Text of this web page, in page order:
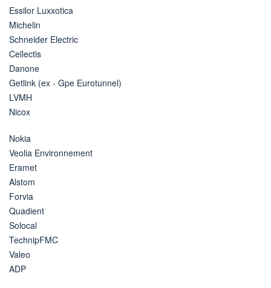
Essilor Luxxotica
Michelin
Schneider Electric
Cellectis
Danone
Getlink (ex - Gpe Eurotunnel)
LVMH
Nicox
Nokia
Veolia Environnement
Eramet
Alstom
Forvia
Quadient
Solocal
TechnipFMC
Valeo
ADP